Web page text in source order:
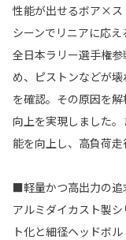
性能が出せるボア×
シーンでリニアに応
全日本ラリー選手権
め、ピストンなどが
を確認。その原因を
向上を実現しました
能を向上し、高負荷走
■軽量かつ高出力の追
アルミダイカスト製
ト化と細径ヘッドボ